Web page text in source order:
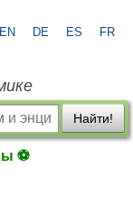
EN DE ES FR
Найти!
⚽